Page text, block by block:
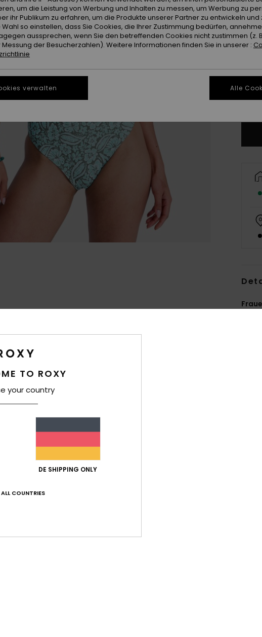
TO ROXY
your country
DE SHIPPING ONLY
COUNTRIES
um die Leistung von Werbung und Inhalten zu messen, um Werbung zu
ihr Publikum zu erfahren, um die Produkte unserer Partner zu entwickeln und
Wahl so einstellen, dass Sie Cookies, die Ihrer Zustimmung bedürfen,
aussprechen, wenn Sie den betreffenden Cookies nicht zustimmen (z.
Messung der Besucherzahlen). Weitere Informationen finden Sie in unserer :
verwalten Alle